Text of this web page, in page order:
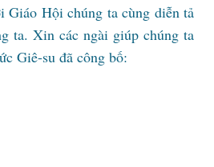
Giáo Hội chúng ta cùng diễn tả
ta. Xin các ngài giúp chúng ta
Giê-su đã công bố: